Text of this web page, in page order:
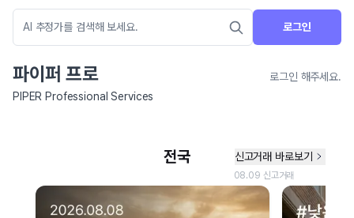
로그인
파이퍼 프로
로그인 해주세요.
PIPER Professional Services